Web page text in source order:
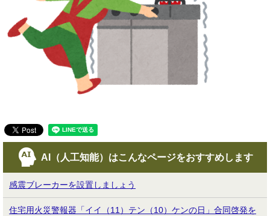
AI（人工知能）はこんなページをおすすめします
感震ブレーカーを設置しましょう
住宅用火災警報器「イイ（11）テン（10）ケンの日」合同啓発を